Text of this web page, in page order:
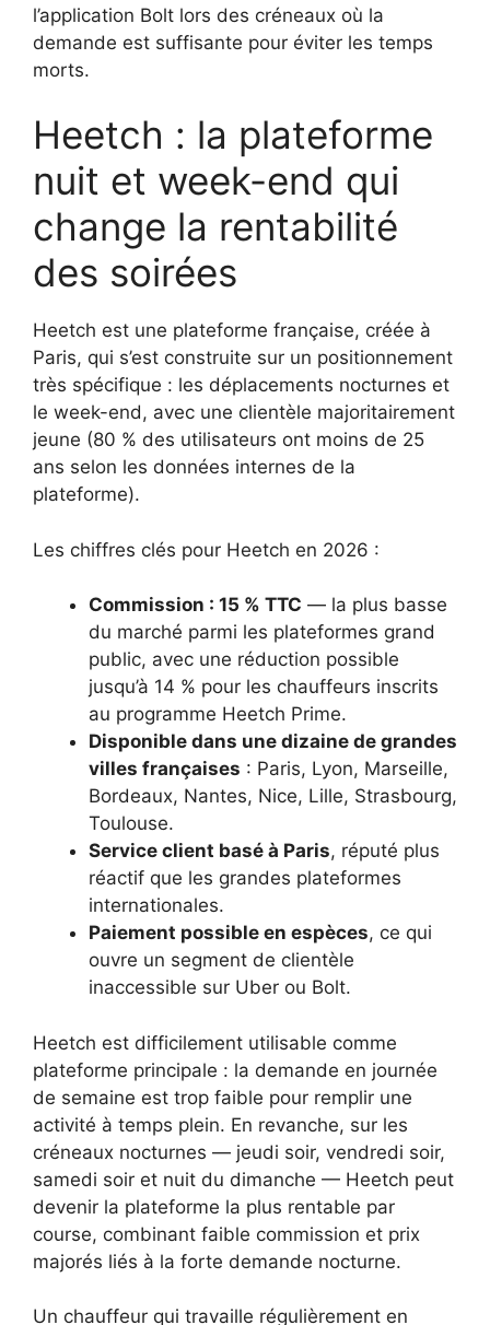
l’application Bolt lors des créneaux où la
demande est suffisante pour éviter les temps
morts.
Heetch : la plateforme
nuit et week-end qui
change la rentabilité
des soirées
Heetch est une plateforme française, créée à
Paris, qui s’est construite sur un positionnement
très spécifique : les déplacements nocturnes et
le week-end, avec une clientèle majoritairement
jeune (80 % des utilisateurs ont moins de 25
ans selon les données internes de la
plateforme).
Les chiffres clés pour Heetch en 2026 :
Commission : 15 % TTC — la plus basse
du marché parmi les plateformes grand
public, avec une réduction possible
jusqu’à 14 % pour les chauffeurs inscrits
au programme Heetch Prime.
Disponible dans une dizaine de grandes
villes françaises : Paris, Lyon, Marseille,
Bordeaux, Nantes, Nice, Lille, Strasbourg,
Toulouse.
Service client basé à Paris, réputé plus
réactif que les grandes plateformes
internationales.
Paiement possible en espèces, ce qui
ouvre un segment de clientèle
inaccessible sur Uber ou Bolt.
Heetch est difficilement utilisable comme
plateforme principale : la demande en journée
de semaine est trop faible pour remplir une
activité à temps plein. En revanche, sur les
créneaux nocturnes — jeudi soir, vendredi soir,
samedi soir et nuit du dimanche — Heetch peut
devenir la plateforme la plus rentable par
course, combinant faible commission et prix
majorés liés à la forte demande nocturne.
Un chauffeur qui travaille régulièrement en